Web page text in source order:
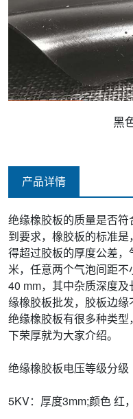
黑
产品详情
绝缘橡胶板的质量是否
到要求，橡胶板的标准
得超过胶板的厚度公差
米，任意两个气泡间距
40 mm，其中杂质深度
缘橡胶板批发，胶板边缘
绝缘橡胶板有很多种类
下荣厚就为大家介绍。
绝缘橡胶板电压等级分级
5KV：厚度3mm;颜色 红